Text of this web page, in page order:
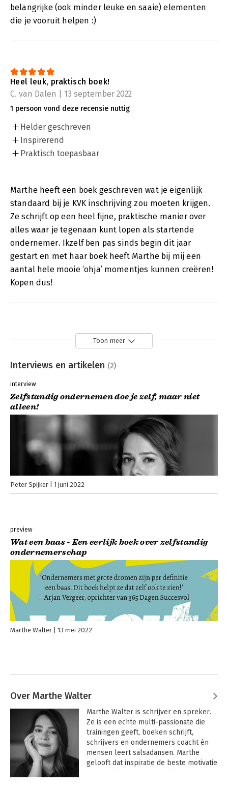
belangrijke (ook minder leuke en saaie) elementen
die je vooruit helpen :)
Heel leuk, praktisch boek!
C. van Dalen | 13 september 2022
1 persoon vond deze recensie nuttig
Helder geschreven
Inspirerend
Praktisch toepasbaar
Marthe heeft een boek geschreven wat je eigenlijk
standaard bij je KVK inschrijving zou moeten krijgen.
Ze schrijft op een heel fijne, praktische manier over
alles waar je tegenaan kunt lopen als startende
ondernemer. Ikzelf ben pas sinds begin dit jaar
gestart en met haar boek heeft Marthe bij mij een
aantal hele mooie ‘ohja’ momentjes kunnen creëren!
Kopen dus!
Toon meer
Interviews en artikelen (2)
interview
Zelfstandig ondernemen doe je zelf, maar niet
alleen!
Peter Spijker 1 juni 2022
preview
Wat een baas - Een eerlijk boek over zelfstandig
ondernemerschap
Marthe Walter 13 mei 2022
Over Marthe Walter
Marthe Walter is schrijver en spreker.
Ze is een echte multi-passionate die
trainingen geeft, boeken schrijft,
schrijvers en ondernemers coacht én
mensen leert salsadansen. Marthe
gelooft dat inspiratie de beste motivatie